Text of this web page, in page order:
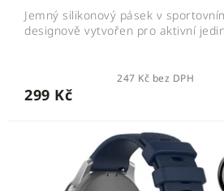
247 Kč bez DPH
299 Kč
Jemný silikonový pásek v
designově vytvořen pro aktivní